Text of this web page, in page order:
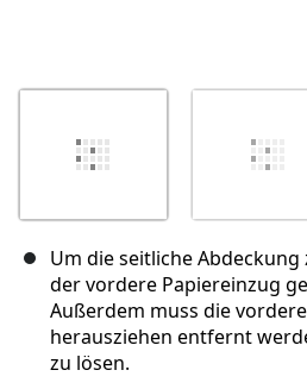
Um die seitliche
der vordere Papiereinzug
Außerdem muss die
herausziehen entfernt
zu lösen.